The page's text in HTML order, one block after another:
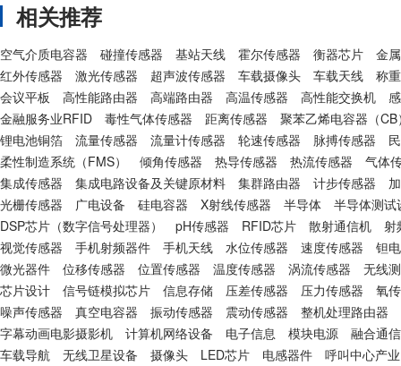
相关推荐
空气介质电容器 碰撞传感器 基站天线 霍尔传感器 衡器芯片
金
红外传感器
激光传感器 超声波传感器 车载摄像头 车载天线
称
会议平板
高性能路由器 高端路由器 高温传感器 高性能交换机
金融服务业RFID
毒性气体传感器 距离传感器
聚苯乙烯电容器（CB
锂电池铜箔
流量传感器 流量计传感器 轮速传感器 脉搏传感器
柔性制造系统（FMS）
倾角传感器 热导传感器 热流传感器
气体
集成传感器
集成电路设备及关键原材料 集群路由器 计步传感器
光栅传感器
广电设备 硅电容器 X射线传感器 半导体
半导体测试
DSP芯片（数字信号处理器）
pH传感器 RFID芯片 散射通信机
射
视觉传感器
手机射频器件 手机天线 水位传感器 速度传感器
钽
微光器件
位移传感器 位置传感器 温度传感器 涡流传感器
无线
芯片设计
信号链模拟芯片 信息存储 压差传感器 压力传感器
氧
噪声传感器
真空电容器 振动传感器 震动传感器
整机处理路由器
字幕动画电影摄影机
计算机网络设备 电子信息 模块电源
融合通
车载导航
无线卫星设备 摄像头 LED芯片 电感器件
呼叫中心产业